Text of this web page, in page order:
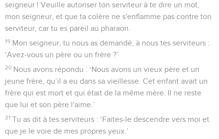
seigneur ! Veuille autoriser ton serviteur à te dire un mot,
mon seigneur, et que ta colère ne s'enflamme pas contre ton
serviteur, car tu es pareil au pharaon.
19 Mon seigneur, tu nous as demandé, à nous tes serviteurs :
‘Avez-vous un père ou un frère ?’
20 Nous avons répondu : ‘Nous avons un vieux père et un
jeune frère, qu’il a eu dans sa vieillesse. Cet enfant avait un
frère qui est mort et qui était de la même mère. Il ne reste
que lui et son père l'aime.’
21 Tu as dit à tes serviteurs : ‘Faites-le descendre vers moi et
que je le voie de mes propres yeux.’